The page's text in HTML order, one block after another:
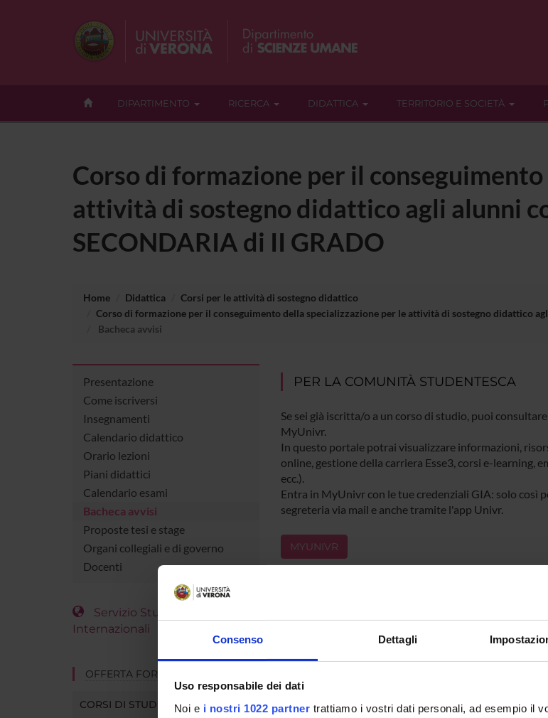
Consenso Dettagli
Uso responsabile dei dati
Noi e i nostri 1022 partner trattiamo i vostri dati personali, ad esempio il
DIPARTIMENTO RICERCA DIDATTICA TERRITORIO E SOCIETÀ
Corso di formazione per il
attività di sostegno didattico agli alunni
SECONDARIA di II GRADO
Home Didattica
Corsi per le attività di sostegno didattico
Corso di formazione per il conseguimento della specializzazione per le attività di sostegno didattico
Bacheca avvisi
Presentazione
Come iscriversi
Insegnamenti
Calendario didattico
Orario lezioni
Piani didattici
Calendario esami
Bacheca avvisi
Proposte tesi e stage
Organi collegiali e di governo
Docenti
Servizio Studenti
Internazionali
OFFERTA FORMATIVA
CORSI DI STUDIO
PER LA COMUNITÀ STUDENTESCA
Se sei già iscritta/o a un corso di studio, puoi
MyUnivr.
In questo portale potrai visualizzare informazioni,
online, gestione della carriera Esse3, corsi e-
ecc.).
Entra in MyUnivr con le tue credenziali GIA: solo
segreteria via mail e anche tramite l'app Univr.
MYUNIVR